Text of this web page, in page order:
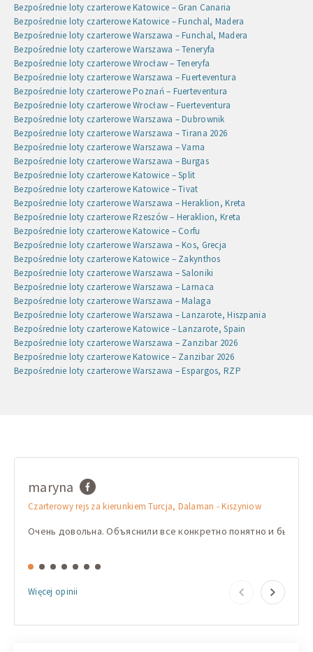
Bezpośrednie loty czarterowe Katowice – Gran Canaria
Bezpośrednie loty czarterowe Katowice – Funchal, Madera
Bezpośrednie loty czarterowe Warszawa – Funchal, Madera
Bezpośrednie loty czarterowe Warszawa – Teneryfa
Bezpośrednie loty czarterowe Wrocław – Teneryfa
Bezpośrednie loty czarterowe Warszawa – Fuerteventura
Bezpośrednie loty czarterowe Poznań – Fuerteventura
Bezpośrednie loty czarterowe Wrocław – Fuerteventura
Bezpośrednie loty czarterowe Warszawa – Dubrownik
Bezpośrednie loty czarterowe Warszawa – Tirana 2026
Bezpośrednie loty czarterowe Warszawa – Varna
Bezpośrednie loty czarterowe Warszawa – Burgas
Bezpośrednie loty czarterowe Katowice – Split
Bezpośrednie loty czarterowe Katowice – Tivat
Bezpośrednie loty czarterowe Warszawa – Heraklion, Kreta
Bezpośrednie loty czarterowe Rzeszów – Heraklion, Kreta
Bezpośrednie loty czarterowe Katowice – Corfu
Bezpośrednie loty czarterowe Warszawa – Kos, Grecja
Bezpośrednie loty czarterowe Katowice – Zakynthos
Bezpośrednie loty czarterowe Warszawa – Saloniki
Bezpośrednie loty czarterowe Warszawa – Larnaca
Bezpośrednie loty czarterowe Warszawa – Malaga
Bezpośrednie loty czarterowe Warszawa – Lanzarote, Hiszpania
Bezpośrednie loty czarterowe Katowice – Lanzarote, Spain
Bezpośrednie loty czarterowe Warszawa – Zanzibar 2026
Bezpośrednie loty czarterowe Katowice – Zanzibar 2026
Bezpośrednie loty czarterowe Warszawa – Espargos, RZP
maryna
Czarterowy rejs za kierunkiem Turcja, Dalaman - Kiszyniow
Очень довольна. Объяснили все конкретно понятно и быстро
Więcej opinii